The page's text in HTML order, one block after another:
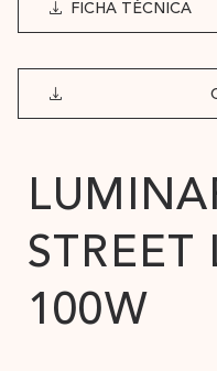
FICHA TÉCNICA
STREET
100W